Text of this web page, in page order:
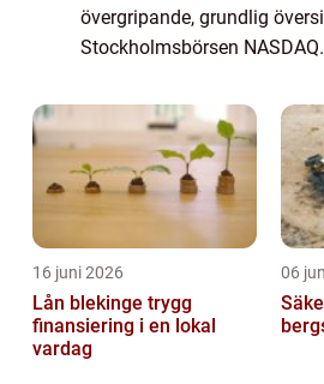
övergripande, grundlig
Stockholmsbörsen NASDAQ
ekonomisk institution för
marknaden och erbjuder en
16 juni 2026
Lån blekinge trygg
finansiering i en lokal
vardag
06